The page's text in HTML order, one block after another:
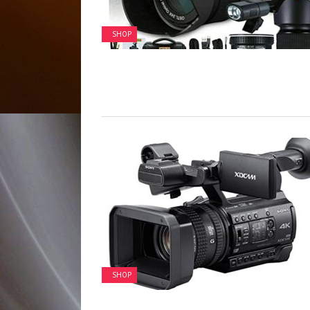
SHOP
SHOP